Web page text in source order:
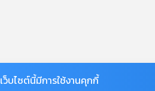
เว็บไซต์นี้มีการใช้งานคุกกี้